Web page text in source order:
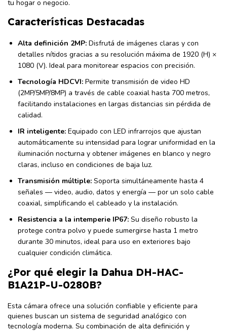
tu hogar o negocio.
Características Destacadas
Alta definición 2MP: Disfrutá de imágenes claras y con
detalles nítidos gracias a su resolución máxima de 1920 (H) ×
1080 (V). Ideal para monitorear espacios con precisión.
Tecnología HDCVI: Permite transmisión de video HD
(2MP/5MP/8MP) a través de cable coaxial hasta 700 metros,
facilitando instalaciones en largas distancias sin pérdida de
calidad.
IR inteligente: Equipado con LED infrarrojos que ajustan
automáticamente su intensidad para lograr uniformidad en la
iluminación nocturna y obtener imágenes en blanco y negro
claras, incluso en condiciones de baja luz.
Transmisión múltiple: Soporta simultáneamente hasta 4
señales — video, audio, datos y energía — por un solo cable
coaxial, simplificando el cableado y la instalación.
Resistencia a la intemperie IP67: Su diseño robusto la
protege contra polvo y puede sumergirse hasta 1 metro
durante 30 minutos, ideal para uso en exteriores bajo
cualquier condición climática.
¿Por qué elegir la Dahua DH-HAC-
B1A21P-U-0280B?
Esta cámara ofrece una solución confiable y eficiente para
quienes buscan un sistema de seguridad analógico con
tecnología moderna. Su combinación de alta definición y